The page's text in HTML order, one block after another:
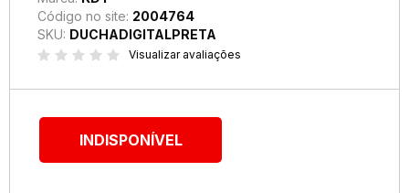
Código no site: 2004764
SKU: DUCHADIGITALPRETA
Visualizar avaliações
INDISPONÍVEL